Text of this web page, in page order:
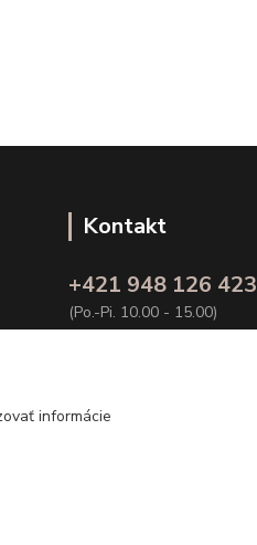
Kontakt
+421 948 126 423
(Po.-Pi. 10.00 - 15.00)
informácie